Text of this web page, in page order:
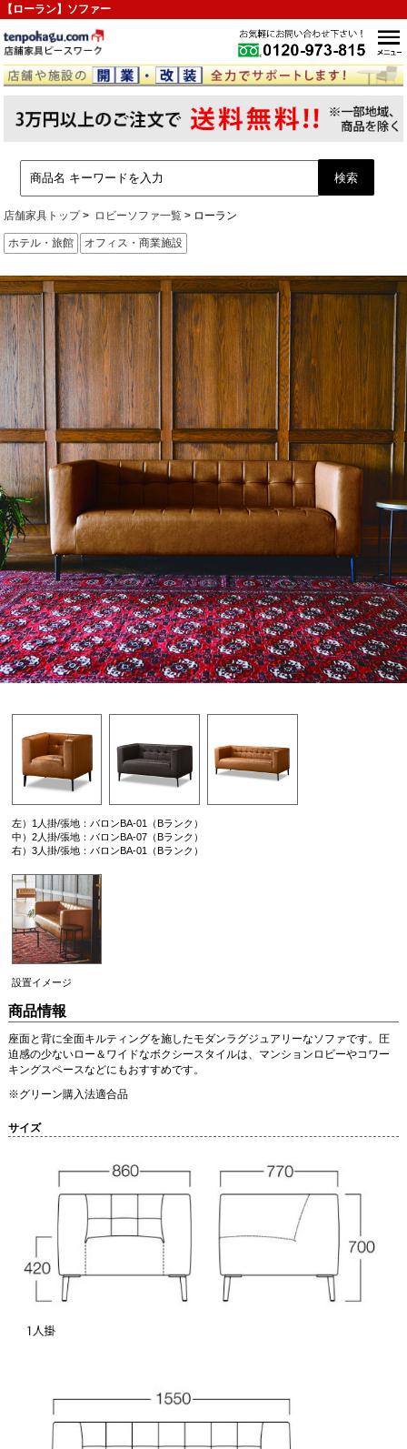
【ローラン】ソファー
店舗家具トップ ロビーソファ一覧 ローラン
ホテル・旅館 オフィス・商業施設
左）1人掛/張地：バロンBA-01（Bランク）
中）2人掛/張地：バロンBA-07（Bランク）
右）3人掛/張地：バロンBA-01（Bランク）
設置イメージ
商品情報
座面と背に全面キルティングを施したモダンラグジュアリーなソファです。圧
迫感の少ないロー＆ワイドなボクシースタイルは、マンションロビーやコワー
キングスペースなどにもおすすめです。
※グリーン購入法適合品
サイズ